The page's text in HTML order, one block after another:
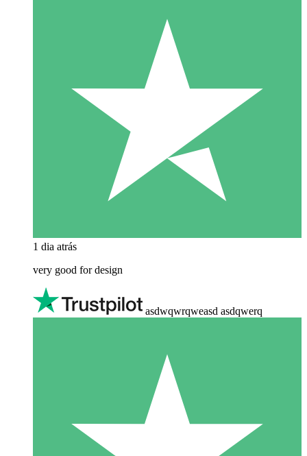
1 dia atrás
very good for design
asdwqwrqweasd asdqwerq